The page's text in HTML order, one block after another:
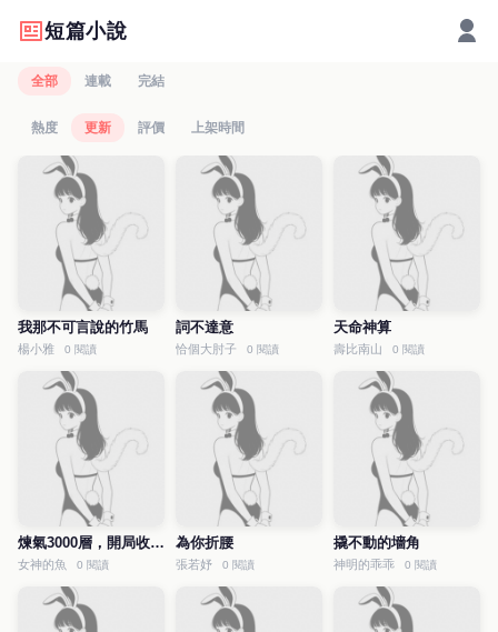
短篇小說
全部 連載 完結
熱度 更新 評價 上架時間
我那不可言說的竹馬
楊小雅 0 閱讀
詞不達意
恰個大肘子 0 閱讀
天命神算
壽比南山 0 閱讀
煉氣3000層，開局收女帝為徒
女神的魚 0 閱讀
為你折腰
張若妤 0 閱讀
撬不動的墻角
神明的乖乖 0 閱讀